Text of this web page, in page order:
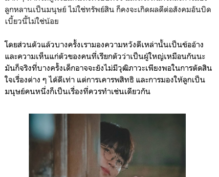
ลูกหลานเป็นมนุษย์ ไม่ใช่ทรัพย์สิน ก็คงจะเกิดผลดีต่อสังคมอันบิด
เบี้ยวนี้ไม่ใช่น้อย
โดยส่วนตัวแล้วบางครั้งเรามองความหวังดีเหล่านั้นเป็นข้ออ้าง
และความเห็นแก่ตัวของคนที่เรียกตัวว่าเป็นผู้ใหญ่เหมือนกันนะ
มันก็จริงที่บางครั้งเด็กอาจจะยังไม่มีวุฒิภาวะเพียงพอในการตัดสิน
ใจเรื่องต่าง ๆ ได้ดีเท่า แต่การเคารพสิทธิ และการมองให้ลูกเป็น
มนุษย์คนหนึ่งก็เป็นเรื่องที่ควรทำเช่นเดียวกัน